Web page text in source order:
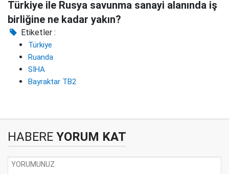
Türkiye ile Rusya savunma sanayi alanında iş
birliğine ne kadar yakın?
Etiketler :
Türkiye
Ruanda
SİHA
Bayraktar TB2
HABERE YORUM KAT